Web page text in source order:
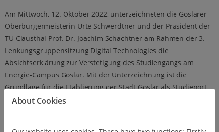
Am Mittwoch, 12. Oktober 2022, unterzeichneten die Goslarer
Oberbürgermeisterin Urte Schwerdtner und der Präsident der
TU Clausthal Prof. Dr. Joachim Schachtner am Rahmen der 3.
Lenkungsgruppensitzung Digital Technologies die
Absichtserklärung zur Verstetigung des Studiengangs am
Energie-Campus Goslar. Mit der Unterzeichnung ist die
Grundlage für die Etablierung der Stadt Goslar als Studienort
des gemeinsamen Studienprogramms der Ostfalia Hochschule
About Cookies